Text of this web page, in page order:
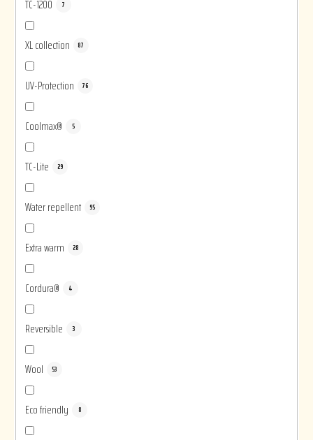
TC-1200 7
XL collection 87
UV-Protection 76
Coolmax® 5
TC-Lite 29
Water repellent 95
Extra warm 28
Cordura® 4
Reversible 3
Wool 53
Eco friendly 8